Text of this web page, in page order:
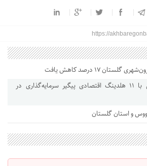
https://
۱۷ درصد کاهش یافت
استاندار: بابک زنجانی با ۱۱ هلدینگ اقتصادی پیگیر سرمایه‌گذاری در
و استان گلستان